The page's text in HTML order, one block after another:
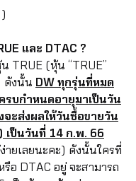
และ DTAC ?
TRUE (หุ้น “TRUE”
ดังนั้นDW ทุกรุ่นที่หมด
รบกำหนดอายุมาเป็นวัน
ะส่งผลให้วันซื้อขายวัน
ป็นวันที่ 14 ก.พ. 66
ายเลยนะคะ) ดังนั้นใครที่
รือ DTAC อยู่ จะสามารถ